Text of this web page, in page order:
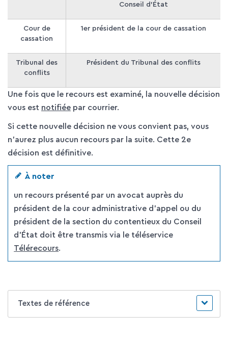
Conseil d'État
Cour de
cassation
1er président de la cour de cassation
Tribunal des
conflits
Président du Tribunal des conflits
Une fois que le recours est examiné, la nouvelle décision
vous est notifiée par courrier.
Si cette nouvelle décision ne vous convient pas, vous
n'aurez plus aucun recours par la suite. Cette 2e
décision est définitive.
À noter
un recours présenté par un avocat auprès du
président de la cour administrative d'appel ou du
président de la section du contentieux du Conseil
d’État doit être transmis via le téléservice
Télérecours.
Textes de référence